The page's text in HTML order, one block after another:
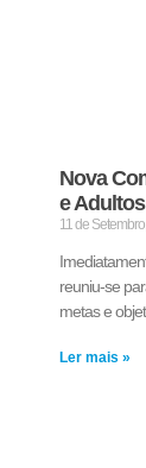
Nova
e
11 de
reuniu-se
metas e
Ler mais »